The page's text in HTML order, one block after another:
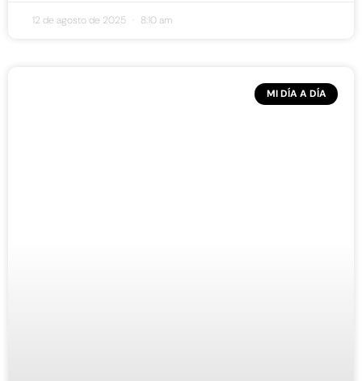
12 de agosto de 2025 8:10 am
MI DÍA A DÍA